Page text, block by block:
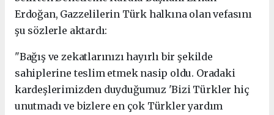
Erdoğan, Gazzelilerin Türk halkına olan vefasını
şu sözlerle aktardı:
"Bağış ve zekatlarınızı hayırlı bir şekilde
sahiplerine teslim etmek nasip oldu. Oradaki
kardeşlerimizden duyduğumuz 'Bizi Türkler hiç
unutmadı ve bizlere en çok Türkler yardım